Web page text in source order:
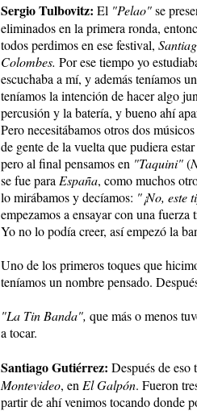
Sergio Tulbovitz: El "Pelao"se
eliminados en la primera ronda,
todos perdimos en ese festival,
Colombes. Por ese tiempo yo
escuchaba a mí, y además teníamos
teníamos la intención de hacer algo
percusión y la batería, y bueno ahí
Pero necesitábamos otros dos
de gente de la vuelta que pudiera
pero al final pensamos en "Taquini"(
se fue paraEspaña, como muchos
lo mirábamos y decíamos: "¡No, este
empezamos a ensayar con una
Yo no lo podía creer, así empezó la
Uno de los primeros toques que
teníamos un nombre pensado.
"La Tin Banda", que más o menos
a tocar.
Santiago Gutiérrez: Después de eso
Montevideo, enEl Galpón. Fueron
partir de ahí venimos tocando donde